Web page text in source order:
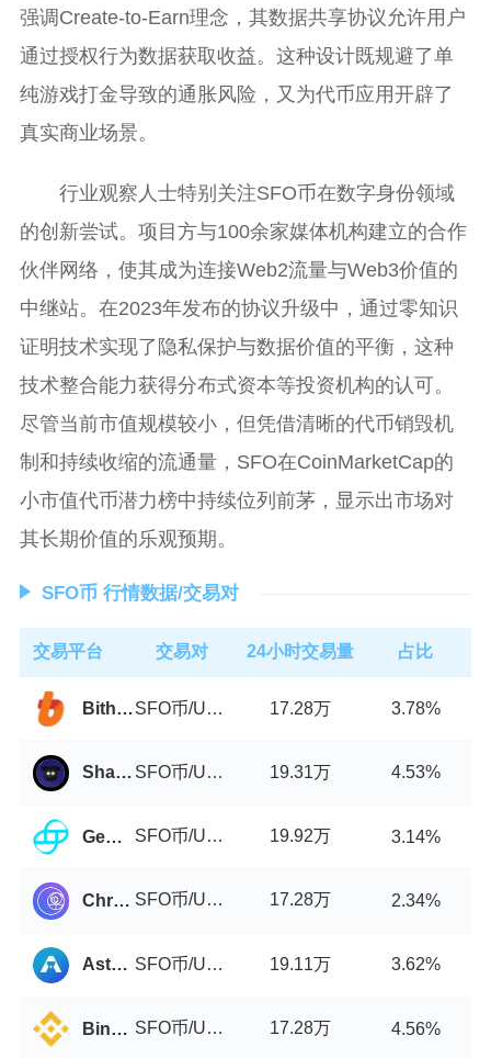
强调Create-to-Earn理念，其数据共享协议允许用户
通过授权行为数据获取收益。这种设计既规避了单
纯游戏打金导致的通胀风险，又为代币应用开辟了
真实商业场景。
行业观察人士特别关注SFO币在数字身份领域
的创新尝试。项目方与100余家媒体机构建立的合作
伙伴网络，使其成为连接Web2流量与Web3价值的
中继站。在2023年发布的协议升级中，通过零知识
证明技术实现了隐私保护与数据价值的平衡，这种
技术整合能力获得分布式资本等投资机构的认可。
尽管当前市值规模较小，但凭借清晰的代币销毁机
制和持续收缩的流通量，SFO在CoinMarketCap的
小市值代币潜力榜中持续位列前茅，显示出市场对
其长期价值的乐观预期。
SFO币 行情数据/交易对
交易平台 交易对 24小时交易量 占比
Bithumb SFO币/USDT 17.28万 3.78%
ShadowSwap SFO币/USDT 19.31万 4.53%
Gemini SFO币/USDT 19.92万 3.14%
Chronos SFO币/USDT 17.28万 2.34%
Astroport SFO币/USDT 19.11万 3.62%
Binance SFO币/USDT 17.28万 4.56%